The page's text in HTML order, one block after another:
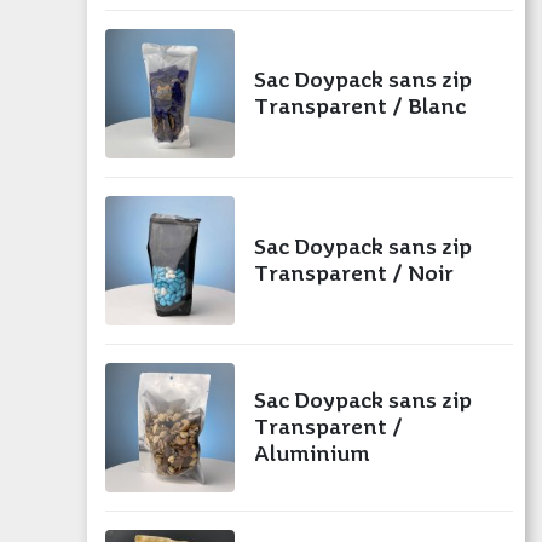
Sac Doypack sans zip
Transparent / Blanc
Sac Doypack sans zip
Transparent / Noir
Sac Doypack sans zip
Transparent /
Aluminium